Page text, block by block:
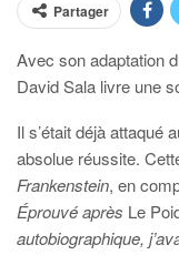
Partager
Avec son adaptation
David Sala livre une
Il s’était déjà attaqué
absolue réussite.
Frankenstein, en
Éprouvé après Le
autobiographique,